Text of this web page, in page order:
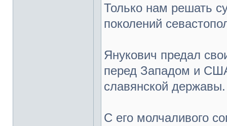
Только нам решать
поколений
Янукович предал
перед Западом и
славянской державы.
С его молчаливого